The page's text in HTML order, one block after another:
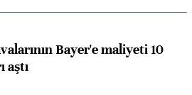
Bayer'e maliyeti 10
aştı